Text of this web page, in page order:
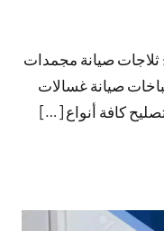
ثلاجات صيانة مجمدات
صيانة غسالات
كافة أنواع […]